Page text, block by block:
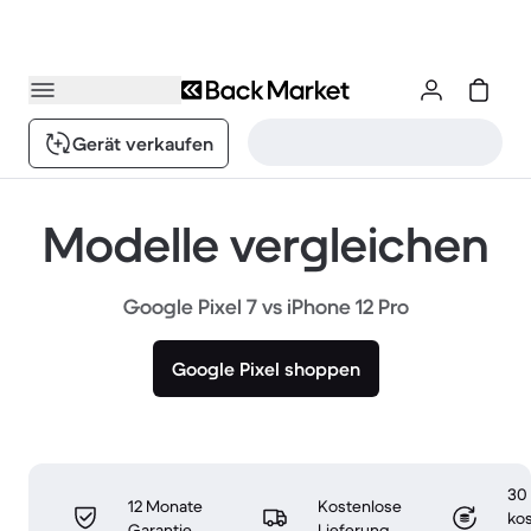
Gerät verkaufen
Modelle vergleichen
Google Pixel 7 vs iPhone 12 Pro
Google Pixel shoppen
12 Monate
Kostenlose
30